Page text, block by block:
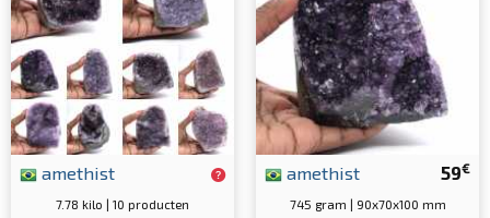
amethist
7.78 kilo | 10 producten
59€
amethist
745 gram | 90x70x100 mm